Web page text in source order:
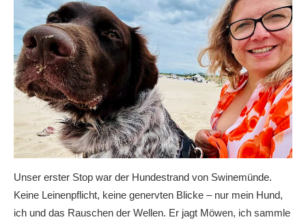
Unser erster Stop war der Hundestrand von Swinemünde.
Keine Leinenpflicht, keine genervten Blicke – nur mein Hund,
ich und das Rauschen der Wellen. Er jagt Möwen, ich sammle